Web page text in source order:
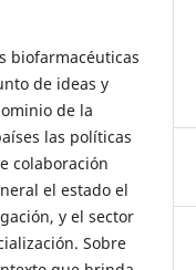
biofarmacéuticas
de ideas y
de la
las políticas
colaboración
el estado el
y el sector
Sobre